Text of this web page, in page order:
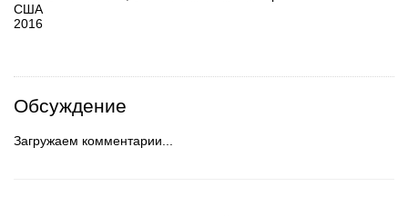
США
2016
Обсуждение
Загружаем комментарии...